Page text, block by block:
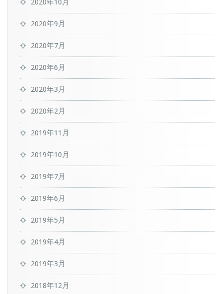
2020年10月
2020年9月
2020年7月
2020年6月
2020年3月
2020年2月
2019年11月
2019年10月
2019年7月
2019年6月
2019年5月
2019年4月
2019年3月
2018年12月